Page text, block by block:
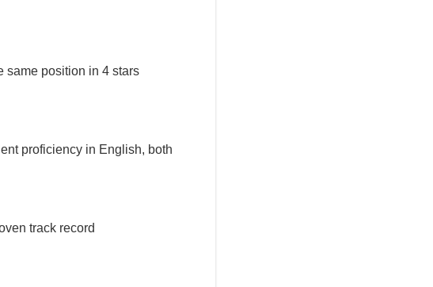
position in 4 stars
proficiency in English, both
track record